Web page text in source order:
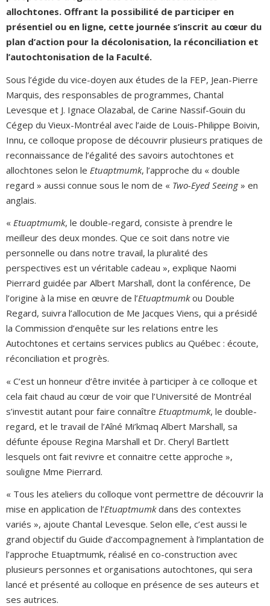
allochtones. Offrant la possibilité de participer en
présentiel ou en ligne, cette journée s’inscrit au cœur du
plan d’action pour la décolonisation, la réconciliation et
l’autochtonisation de la Faculté.
Sous l’égide du vice-doyen aux études de la FEP, Jean-Pierre
Marquis, des responsables de programmes, Chantal
Levesque et J. Ignace Olazabal, de Carine Nassif-Gouin du
Cégep du Vieux-Montréal avec l’aide de Louis-Philippe Boivin,
Innu, ce colloque propose de découvrir plusieurs pratiques de
reconnaissance de l’égalité des savoirs autochtones et
allochtones selon le Etuaptmumk, l’approche du « double
regard » aussi connue sous le nom de « Two-Eyed Seeing» en
anglais.
« Etuaptmumk, le double-regard, consiste à prendre le
meilleur des deux mondes. Que ce soit dans notre vie
personnelle ou dans notre travail, la pluralité des
perspectives est un véritable cadeau », explique Naomi
Pierrard guidée par Albert Marshall, dont la conférence, De
l’origine à la mise en œuvre de l’Etuaptmumkou Double
Regard, suivra l’allocution de Me Jacques Viens, qui a présidé
la Commission d’enquête sur les relations entre les
Autochtones et certains services publics au Québec : écoute,
réconciliation et progrès.
« C’est un honneur d’être invitée à participer à ce colloque et
cela fait chaud au cœur de voir que l’Université de Montréal
s’investit autant pour faire connaître Etuaptmumk, le double-
regard, et le travail de l’Aîné Mi’kmaq Albert Marshall, sa
défunte épouse Regina Marshall et Dr. Cheryl Bartlett
lesquels ont fait revivre et connaitre cette approche »,
souligne Mme Pierrard.
« Tous les ateliers du colloque vont permettre de découvrir la
mise en application de l’Etuaptmumkdans des contextes
variés », ajoute Chantal Levesque. Selon elle, c’est aussi le
grand objectif du Guide d’accompagnement à l’implantation de
l’approche Etuaptmumk, réalisé en co-construction avec
plusieurs personnes et organisations autochtones, qui sera
lancé et présenté au colloque en présence de ses auteurs et
ses autrices.